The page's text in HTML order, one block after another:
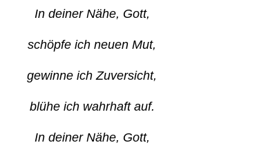
In deiner Nähe, Gott,
schöpfe ich neuen Mut,
gewinne ich Zuversicht,
blühe ich wahrhaft auf.
In deiner Nähe, Gott,